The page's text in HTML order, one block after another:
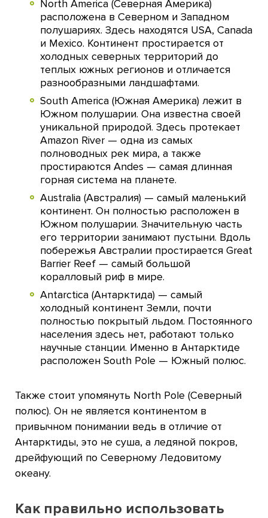
North America (Северная Америка)
расположена в Северном и Западном
полушариях. Здесь находятся USA, Canada
и Mexico. Континент простирается от
холодных северных территорий до
теплых южных регионов и отличается
разнообразными ландшафтами.
South America (Южная Америка) лежит в
Южном полушарии. Она известна своей
уникальной природой. Здесь протекает
Amazon River — одна из самых
полноводных рек мира, а также
простираются Andes — самая длинная
горная система на планете.
Australia (Австралия) — самый маленький
континент. Он полностью расположен в
Южном полушарии. Значительную часть
его территории занимают пустыни. Вдоль
побережья Австралии простирается Great
Barrier Reef — самый большой
коралловый риф в мире.
Antarctica (Антарктида) — самый
холодный континент Земли, почти
полностью покрытый льдом. Постоянного
населения здесь нет, работают только
научные станции. Именно в Антарктиде
расположен South Pole — Южный полюс.
Также стоит упомянуть North Pole (Северный
полюс). Он не является континентом в
привычном понимании ведь в отличие от
Антарктиды, это не суша, а ледяной покров,
дрейфующий по Северному Ледовитому
океану.
Как правильно использовать